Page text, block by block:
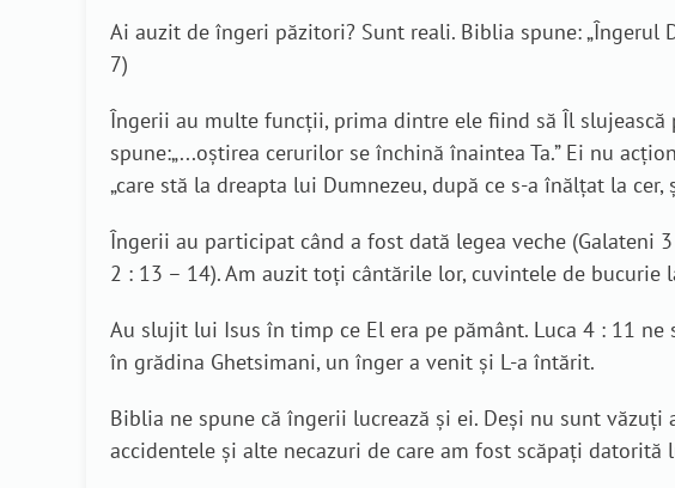
Ai auzit de îngeri păzitori? Sunt reali. Biblia spune:
7)
Îngerii au multe funcții, prima dintre ele fiind să Îl slujească
spune:„...oştirea cerurilor se închină înaintea Ta.” Ei nu
„care stă la dreapta lui Dumnezeu, după ce s-a înălţat la
Îngerii au participat când a fost dată legea veche (Galateni
2 : 13 – 14). Am auzit toți cântările lor, cuvintele de bucurie
Au slujit lui Isus în timp ce El era pe pământ. Luca 4 : 11
în grădina Ghetsimani, un înger a venit și L-a întărit.
Biblia ne spune că îngerii lucrează și ei. Deși nu sunt
accidentele și alte necazuri de care am fost scăpați